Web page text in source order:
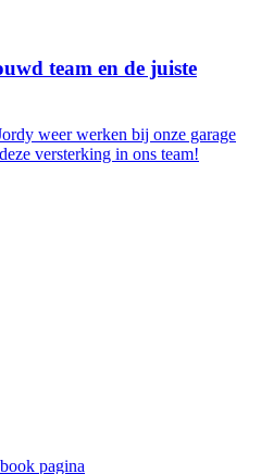
team en de juiste
weer werken bij onze garage
versterking in ons team!
pagina